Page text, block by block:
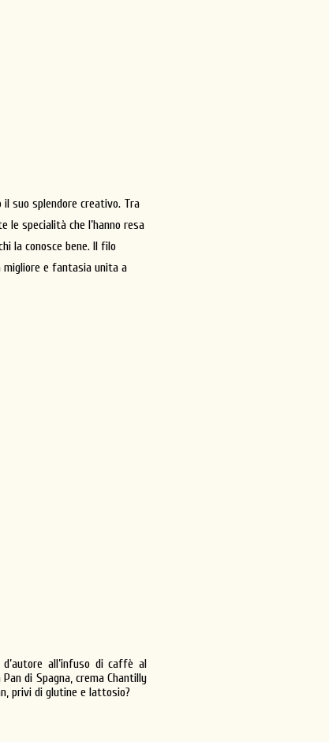
suo splendore creativo. Tra
le specialità che l’hanno resa
la conosce bene. Il filo
migliore e fantasia unita a
all’infuso di caffè al
di Spagna, crema Chantilly
privi di glutine e lattosio?